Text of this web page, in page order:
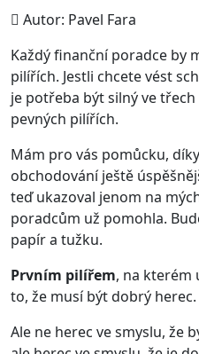
Autor: Pavel Fara
Každý finanční poradce by
pilířích. Jestli chcete vést
je potřeba být silný ve
pevných pilířích.
Mám pro vás pomůcku,
obchodování ještě
teď ukazoval jenom na
poradcům už pomohla.
papír a tužku.
Prvním pilířem, na kterém
to, že musí být dobrý herec.
Ale ne herec ve smyslu, že